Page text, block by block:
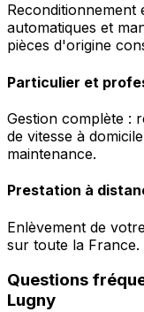
Reconditionnement
automatiques et
pièces d'origine
Particulier et
Gestion complète :
de vitesse à
maintenance.
Prestation à
Enlèvement de
sur toute la
Questions
Lugny